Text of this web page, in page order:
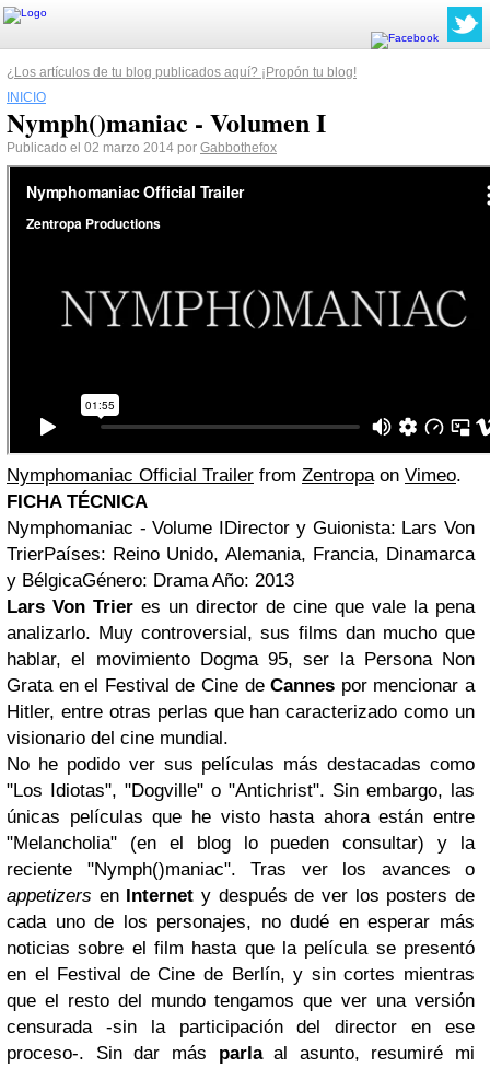
¿Los artículos de tu blog publicados aquí? ¡Propón tu blog!
INICIO
Nymph()maniac - Volumen I
Publicado el 02 marzo 2014 por Gabbothefox
Nymphomaniac Official Trailer from Zentropaon Vimeo.
FICHA TÉCNICA
Nymphomaniac - Volume IDirector y Guionista: Lars Von
TrierPaíses: Reino Unido, Alemania, Francia, Dinamarca
y BélgicaGénero: Drama Año: 2013
Lars Von Trier es un director de cine que vale la pena
analizarlo. Muy controversial, sus films dan mucho que
hablar, el movimiento Dogma 95, ser la Persona Non
Grata en el Festival de Cine deCannes por mencionar a
Hitler, entre otras perlas que han caracterizado como un
visionario del cine mundial.
No he podido ver sus películas más destacadas como
"Los Idiotas", "Dogville" o "Antichrist". Sin embargo, las
únicas películas que he visto hasta ahora están entre
"Melancholia" (en el blog lo pueden consultar) y la
reciente "Nymph()maniac". Tras ver los avances o
appetizers en Internet y después de ver los posters de
cada uno de los personajes, no dudé en esperar más
noticias sobre el film hasta que la película se presentó
en el Festival de Cine de Berlín, y sin cortes mientras
que el resto del mundo tengamos que ver una versión
censurada -sin la participación del director en ese
proceso-. Sin dar más parlaal asunto, resumiré mi